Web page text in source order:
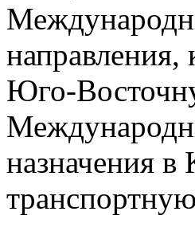
Юго-
назначения